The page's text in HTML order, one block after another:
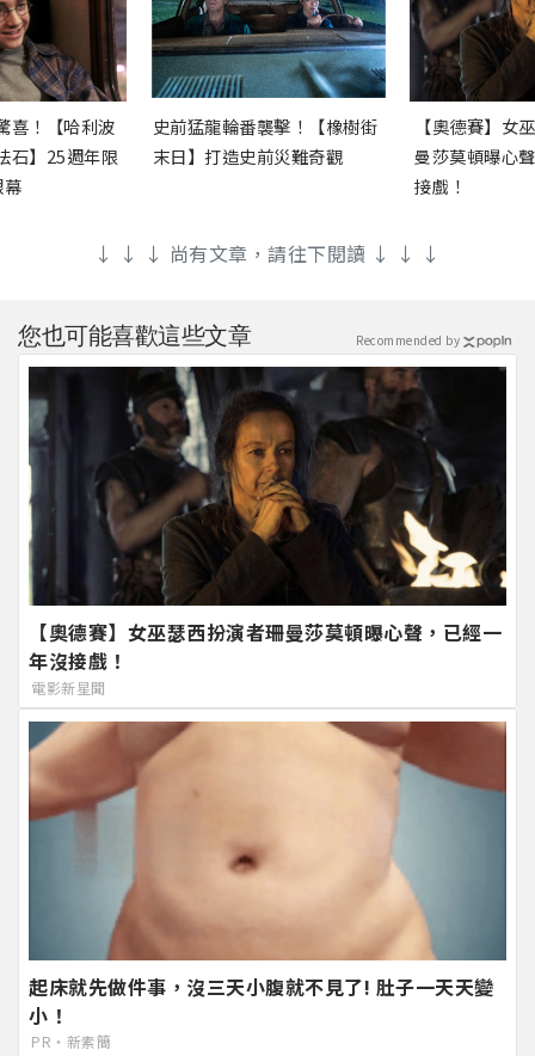
喜！【哈利波
石】25週年限
史前猛龍輪番襲擊！【橡樹街
末日】打造史前災難奇觀
【奧德賽】女
曼莎莫頓曝心
接戲！
↓ ↓ ↓ 尚有文章，請往下閱讀 ↓ ↓ ↓
您也可能喜歡這些文章
【奧德賽】女巫瑟西扮演者珊曼莎莫頓曝心聲，已經一
年沒接戲！
電影新星聞
起床就先做件事，沒三天小腹就不見了! 肚子一天天變
小！
PR・新素簡
Recommended by